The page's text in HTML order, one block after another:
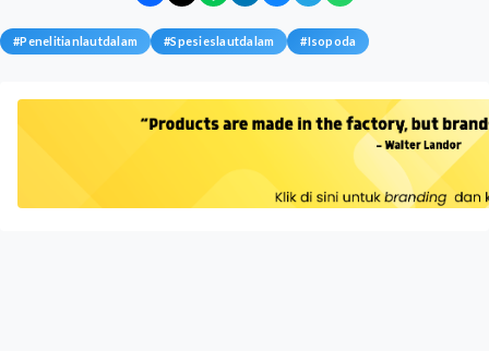
#Penelitianlautdalam #Spesieslautdalam #Isopoda